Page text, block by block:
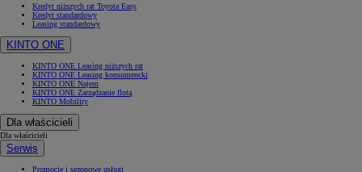
Kredyt niższych rat Toyota Easy
Kredyt standardowy
Leasing standardowy
KINTO ONE
KINTO ONE Leasing niższych rat
KINTO ONE Leasing konsumencki
KINTO ONE Najem
KINTO ONE Zarządzanie flotą
KINTO Mobility
Dla właścicieli
Dla właścicieli
Serwis
Promocje i sezonowe usługi